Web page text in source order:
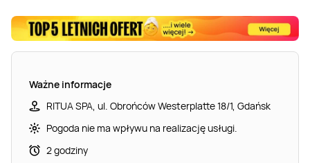
Ważne informacje
RITUA SPA, ul. Obrońców Westerplatte 18/1, Gdańsk
Pogoda nie ma wpływu na realizację usługi.
2 godziny